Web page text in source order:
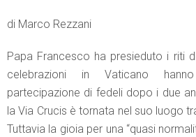
di Marco Rezzani
Papa Francesco ha presieduto i riti
celebrazioni in Vaticano
partecipazione di fedeli dopo i due
la Via Crucis è tornata nel suo luogo
Tuttavia la gioia per una “quasi